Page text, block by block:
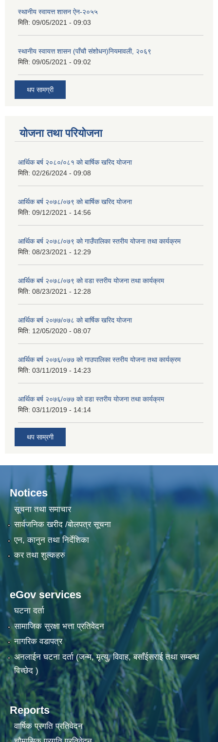
स्थानीय स्वायत्त शासन ए‍ेन-२०५५
मिति: 09/05/2021 - 09:03
स्थानीय स्वायत्त शासन (पाँचौ संशोधन)नियमावली, २०६९
मिति: 09/05/2021 - 09:02
थप सामग्री
योजना तथा परियोजना
आर्थिक बर्ष २०८०/०८१ को बार्षिक खरिद योजना
मिति: 02/26/2024 - 09:08
आर्थिक बर्ष २०७८/०७९ को बार्षिक खरिद योजना
मिति: 09/12/2021 - 14:56
आर्थिक बर्ष २०७८/०७९ को गाउँपालिका स्तरीय योजना तथा कार्यक्रम
मिति: 08/23/2021 - 12:29
आर्थिक बर्ष २०७८/०७९ को वडा स्तरीय योजना तथा कार्यक्रम
मिति: 08/23/2021 - 12:28
आर्थिक बर्ष २०७७/०७८ को बार्षिक खरिद योजना
मिति: 12/05/2020 - 08:07
आर्थिक बर्ष २०७६/०७७ को गाउपालिका स्तरीय योजना तथा कार्यक्रम
मिति: 03/11/2019 - 14:23
आर्थिक बर्ष २०७६/०७७ को वडा स्तरीय योजना तथा कार्यक्रम
मिति: 03/11/2019 - 14:14
थप साम्रगी
Notices
सूचना तथा समाचार
सार्वजनिक खरीद /बोलपत्र सूचना
एन, कानुन तथा निर्देशिका
कर तथा शुल्कहरु
eGov services
घटना दर्ता
सामाजिक सुरक्षा भत्ता प्रतिवेदन
नागरिक वडापत्र
अनलाईन घटना दर्ता (जन्म, मृत्यु, विवाह, बसाँईसराई तथा सम्बन्ध
विच्छेद )
Reports
वार्षिक प्रगति प्रतिवेदन